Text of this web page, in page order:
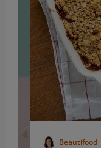
Beautifood